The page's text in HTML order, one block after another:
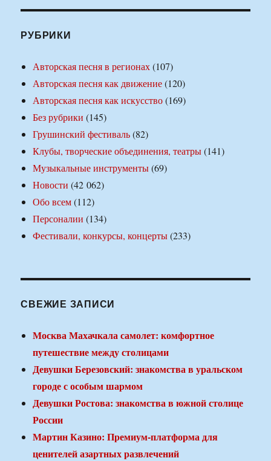
РУБРИКИ
Авторская песня в регионах(107)
Авторская песня как движение(120)
Авторская песня как искусство(169)
Без рубрики (145)
Грушинский фестиваль(82)
Клубы, творческие объединения, театры(141)
Музыкальные инструменты(69)
Новости (42 062)
Обо всем(112)
Персоналии (134)
Фестивали, конкурсы, концерты(233)
СВЕЖИЕ ЗАПИСИ
Москва Махачкала самолет: комфортное
путешествие между столицами
Девушки Березовский: знакомства в уральском
городе с особым шармом
Девушки Ростова: знакомства в южной столице
России
Мартин Казино: Премиум-платформа для
ценителей азартных развлечений